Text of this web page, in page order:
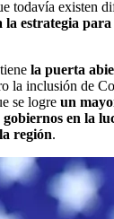
todavía existen
la estrategia
la puerta
la inclusión de
se logre un
en la
región.